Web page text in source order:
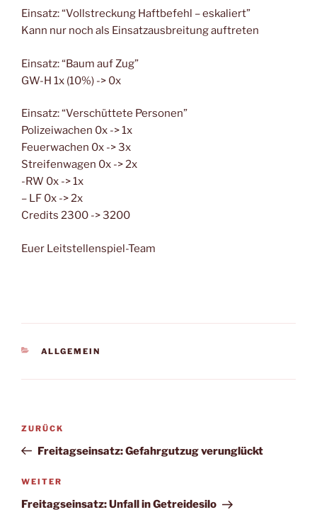
Einsatz: “Vollstreckung Haftbefehl – eskaliert”
Kann nur noch als Einsatzausbreitung auftreten
Einsatz: “Baum auf Zug”
GW-H 1x (10%) -> 0x
Einsatz: “Verschüttete Personen”
Polizeiwachen 0x -> 1x
Feuerwachen 0x -> 3x
Streifenwagen 0x -> 2x
-RW 0x -> 1x
– LF 0x -> 2x
Credits 2300 -> 3200
Euer Leitstellenspiel-Team
KATEGORIEN
ALLGEMEIN
Beitragsnavigation
Vorheriger
Beitrag
ZURÜCK
Freitagseinsatz: Gefahrgutzug verunglückt
Nächster
Beitrag
WEITER
Freitagseinsatz: Unfall in Getreidesilo